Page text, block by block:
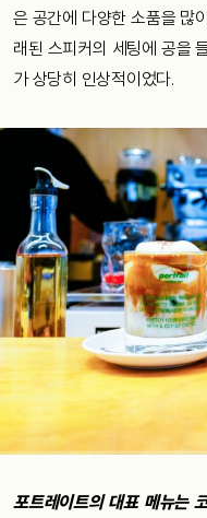
은 공간에 다양한 소품을 많
래된 스피커의 세팅에 공을
가 상당히 인상적이었다.
포트레이트의 대표 메뉴는